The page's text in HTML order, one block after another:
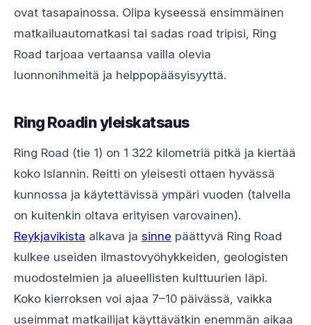
ovat tasapainossa. Olipa kyseessä ensimmäinen
matkailuautomatkasi tai sadas road tripisi, Ring
Road tarjoaa vertaansa vailla olevia
luonnonihmeitä ja helppopääsyisyyttä.
Ring Roadin yleiskatsaus
Ring Road (tie 1) on 1 322 kilometriä pitkä ja kiertää
koko Islannin. Reitti on yleisesti ottaen hyvässä
kunnossa ja käytettävissä ympäri vuoden (talvella
on kuitenkin oltava erityisen varovainen).
Reykjavikista alkava ja sinne päättyvä Ring Road
kulkee useiden ilmastovyöhykkeiden, geologisten
muodostelmien ja alueellisten kulttuurien läpi.
Koko kierroksen voi ajaa 7–10 päivässä, vaikka
useimmat matkailijat käyttävätkin enemmän aikaa